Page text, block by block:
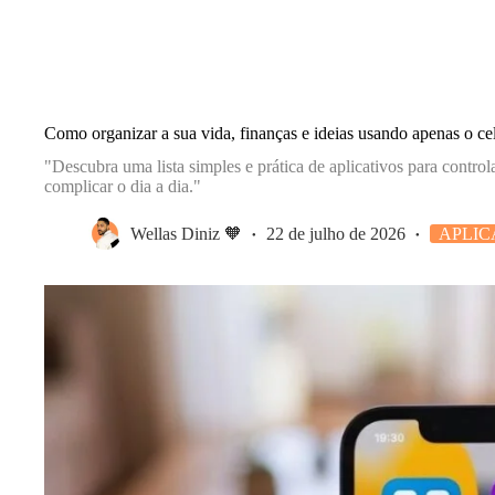
Como organizar a sua vida, finanças e ideias usando apenas o
"Descubra uma lista simples e prática de aplicativos para
complicar o dia a dia."
Wellas Diniz 🧡 22 de julho de 2026